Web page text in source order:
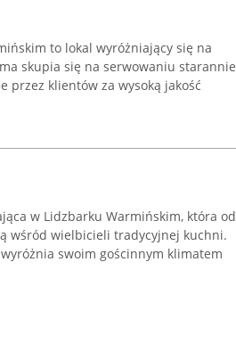
to lokal wyróżniający się na
skupia się na serwowaniu starannie
przez klientów za wysoką jakość
w Lidzbarku Warmińskim, która od
wśród wielbicieli tradycyjnej kuchni.
swoim gościnnym klimatem